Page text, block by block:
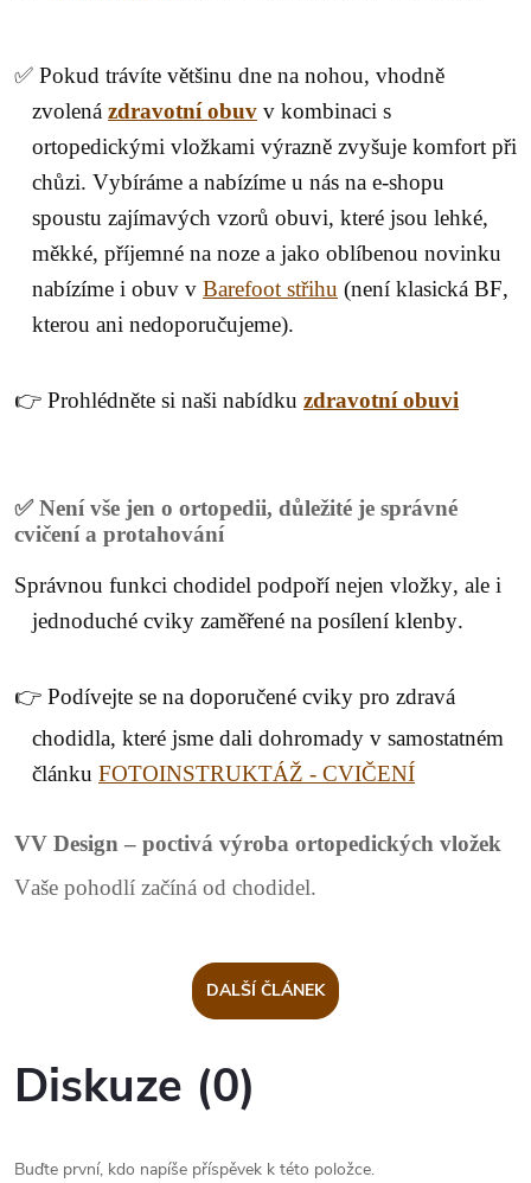
✅ Pokud trávíte většinu dne na nohou, vhodně
zvolená zdravotní obuv v kombinaci s
ortopedickými vložkami výrazně zvyšuje komfort při
chůzi. Vybíráme a nabízíme u nás na e-shopu
spoustu zajímavých vzorů obuvi, které jsou lehké,
měkké, příjemné na noze a jako oblíbenou novinku
nabízíme i obuv v Barefoot střihu (není klasická BF,
kterou ani nedoporučujeme).
👉 Prohlédněte si naši nabídku zdravotní obuvi
✅ Není vše jen o ortopedii, důležité je správné
cvičení a protahování
Správnou funkci chodidel podpoří nejen vložky, ale i
jednoduché cviky zaměřené na posílení klenby.
👉 Podívejte se na doporučené cviky pro zdravá
chodidla, které jsme dali dohromady v samostatném
článku FOTOINSTRUKTÁŽ - CVIČENÍ
VV Design – poctivá výroba ortopedických vložek
Vaše pohodlí začíná od chodidel.
DALŠÍ ČLÁNEK
Diskuze (0)
Buďte první, kdo napíše příspěvek k této položce.